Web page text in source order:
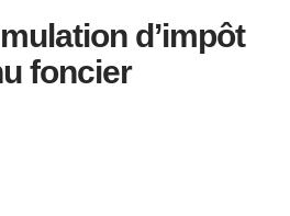
d’impôt
foncier